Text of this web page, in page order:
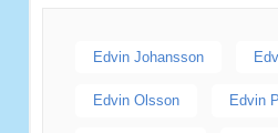
Edvin Johansson
Edvin Olsson Edvin